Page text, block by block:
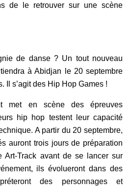
de le retrouver sur une scène
de danse ? Un tout nouveau
à Abidjan le 20 septembre
Il s’agit des Hip Hop Games !
met en scène des épreuves
hip hop testent leur capacité
A partir du 20 septembre,
auront trois jours de préparation
Art-Track avant de se lancer sur
ils évolueront dans des
des personnages et